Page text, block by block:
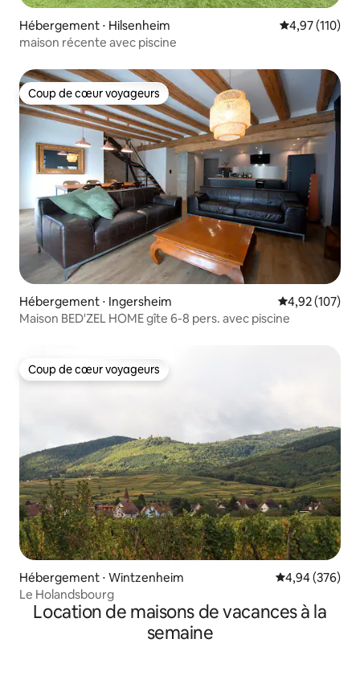
Hébergement ⋅ Hilsenheim Évaluation
4,97 (110)
maison récente avec piscine
Coup de cœur voyageurs
Coup de cœur voyageurs
Hébergement ⋅ Ingersheim Évaluation
4,92 (107)
Maison BED'ZEL HOME gîte 6-8 pers. avec piscine
Coup de cœur voyageurs
Coup de cœur voyageurs
Hébergement ⋅ Wintzenheim Évaluation
4,94 (376)
Le Holandsbourg
Location de maisons de vacances à la
semaine